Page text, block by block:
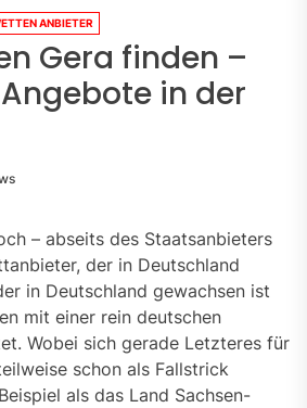
ANBIETER
Gera finden –
in der
– abseits des Staatsanbieters
der in Deutschland
in Deutschland gewachsen ist
mit einer rein deutschen
Wobei sich gerade Letzteres für
schon als Fallstrick
als das Land Sachsen-